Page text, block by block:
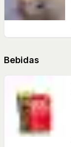
Bebidas